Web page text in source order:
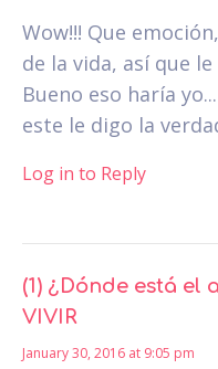
Wow!!! Que
de la vida, así que
Bueno eso haría
este le digo la
Log in to Reply
(1) ¿Dónde está el
VIVIR
January 30, 2016 at 9:05 pm